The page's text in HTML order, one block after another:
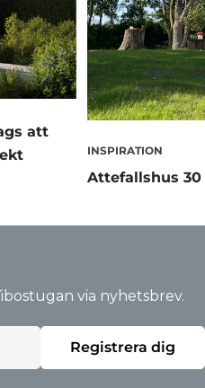
att
INSPIRATION
Attefallshus
via nyhetsbrev.
Registrera dig